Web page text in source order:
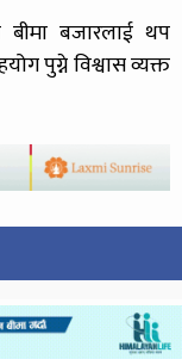
बजारलाई थप
पुग्ने विश्वास व्यक्त